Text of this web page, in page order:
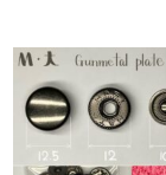
工具なのか』の
私たちは製造元
ーのために作ら
だからこそ、そ